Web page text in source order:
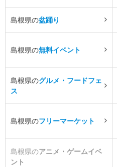
島根県の盆踊り
島根県の無料イベント
島根県のグルメ・フードフェ
ス
島根県のフリーマーケット
島根県のアニメ・ゲームイベ
ント